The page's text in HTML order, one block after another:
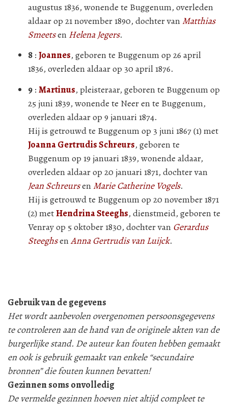
augustus 1836, wonende te Buggenum, overleden
aldaar op 21 november 1890, dochter van Matthias
Smeetsen Helena Jegers.
8 : Joannes, geboren te Buggenum op 26 april
1836, overleden aldaar op 30 april 1876.
9 : Martinus, pleisteraar, geboren te Buggenum op
25 juni 1839, wonende te Neer en te Buggenum,
overleden aldaar op 9 januari 1874.
Hij is getrouwd te Buggenum op 3 juni 1867 (1) met
Joanna Gertrudis Schreurs, geboren te
Buggenum op 19 januari 1839, wonende aldaar,
overleden aldaar op 20 januari 1871, dochter van
Jean Schreursen Marie Catherine Vogels.
Hij is getrouwd te Buggenum op 20 november 1871
(2) metHendrina Steeghs, dienstmeid, geboren te
Venray op 5 oktober 1830, dochter van Gerardus
SteeghsenAnna Gertrudis van Luijck.
Gebruik van de gegevens
Het wordt aanbevolen overgenomen persoonsgegevens
te controleren aan de hand van de originele akten van de
burgerlijke stand. De auteur kan fouten hebben gemaakt
en ook is gebruik gemaakt van enkele “secundaire
bronnen” die fouten kunnen bevatten!
Gezinnen soms onvolledig
De vermelde gezinnen hoeven niet altijd compleet te